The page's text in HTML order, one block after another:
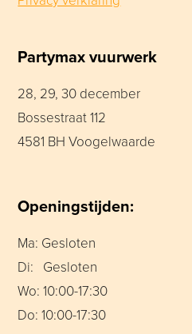
Partymax vuurwerk
28, 29, 30 december
Bossestraat 112
4581 BH Voogelwaarde
Openingstijden:
Ma: Gesloten
Di: Gesloten
Wo: 10:00-17:30
Do: 10:00-17:30